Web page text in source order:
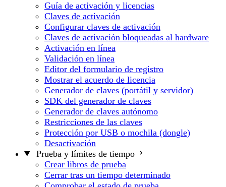
Guía de activación y licencias
Claves de activación
Configurar claves de activación
Claves de activación bloqueadas al hardware
Activación en línea
Validación en línea
Editor del formulario de registro
Mostrar el acuerdo de licencia
Generador de claves (portátil y servidor)
SDK del generador de claves
Generador de claves autónomo
Restricciones de las claves
Protección por USB o mochila (dongle)
Desactivación
Prueba y límites de tiempo
Crear libros de prueba
Cerrar tras un tiempo determinado